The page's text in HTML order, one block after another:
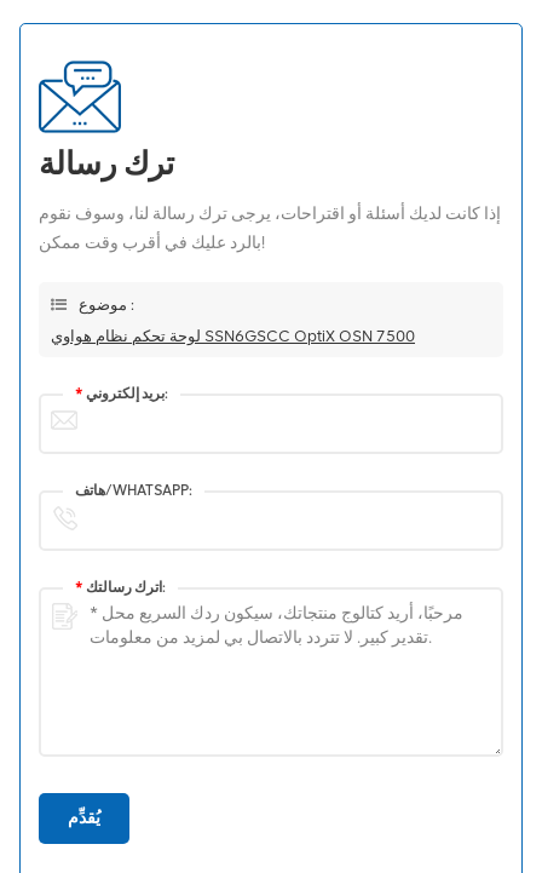
ترك رسالة
إذا كانت لديك أسئلة أو اقتراحات، يرجى ترك رسالة لنا، وسوف نقوم
بالرد عليك في أقرب وقت ممكن!
موضوع :
لوحة تحكم نظام هواوي SSN6GSCC OptiX OSN 7500
* بريد إلكتروني:
هاتف/WHATSAPP:
* اترك رسالتك:
يُقدِّم